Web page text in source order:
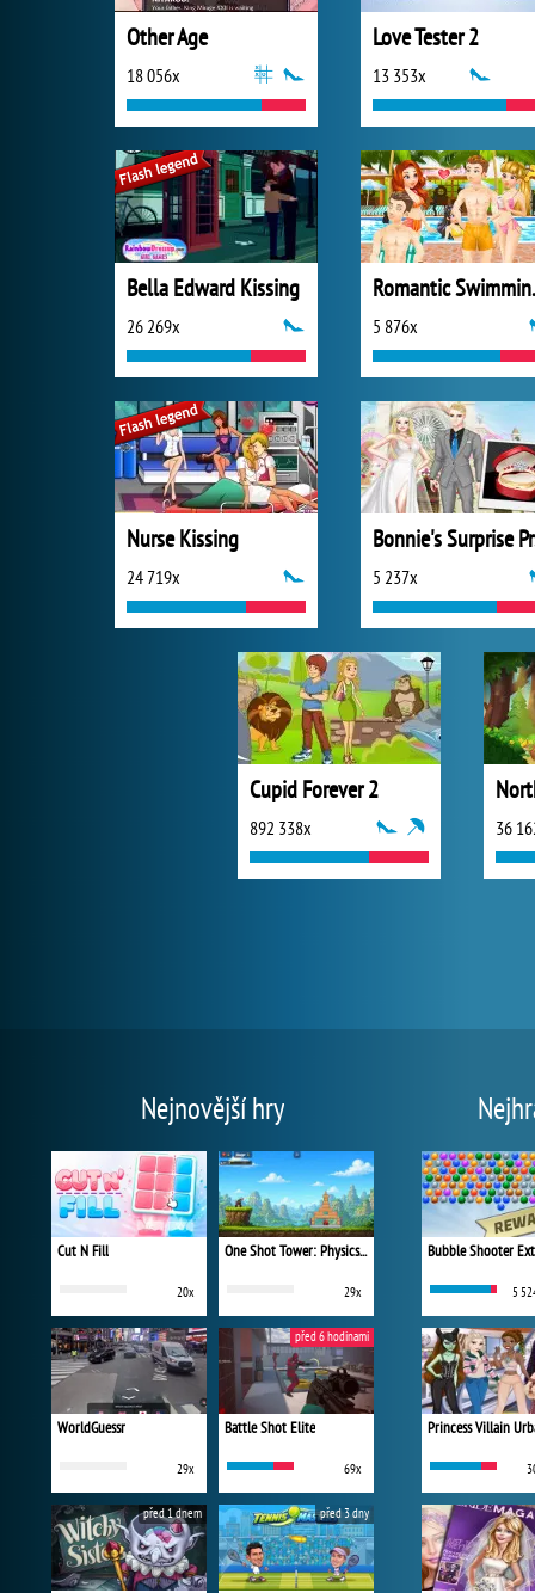
Other Age
18 056x
Love Tester 2
13 353x
Bella Edward Kissing
26 269x 5 876x
Nurse Kissing
24 719x 5 237x
Cupid Forever 2
892 338x 36
Nejnovější hry
Cut N Fill
20x
One Shot Tower: Physics Destroyer
29x
WorldGuessr
29x
Battle Shot Elite
69x
před 6 hodinami
před 1 dnem před 3 dny
Bubble Shooter
5